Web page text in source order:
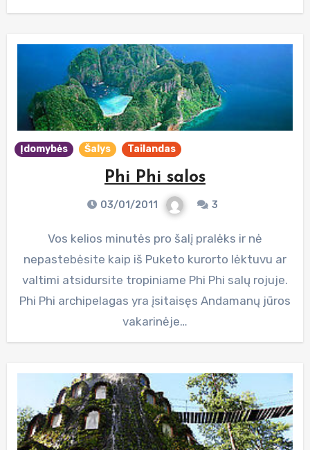
Įdomybės Šalys Tailandas
Phi Phi salos
03/01/2011 3
Vos kelios minutės pro šalį pralėks ir nė
nepastebėsite kaip iš Puketo kurorto lėktuvu ar
valtimi atsidursite tropiniame Phi Phi salų rojuje.
Phi Phi archipelagas yra įsitaisęs Andamanų jūros
vakarinėje…